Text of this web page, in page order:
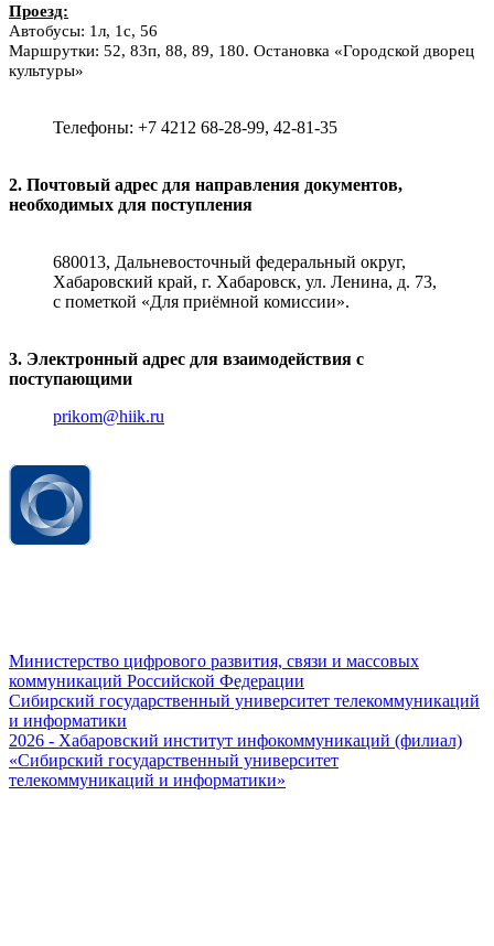
Проезд:
Автобусы: 1л, 1c, 56
Маршрутки: 52, 83п, 88, 89, 180. Остановка «Городской дворец
культуры»
Телефоны: +7 4212 68-28-99, 42-81-35
2. Почтовый адрес для направления документов,
необходимых для поступления
680013, Дальневосточный федеральный округ,
Хабаровский край, г. Хабаровск, ул. Ленина, д. 73,
с пометкой «Для приёмной комиссии».
3. Электронный адрес для взаимодействия с
поступающими
prikom@hiik.ru
Министерство цифрового развития, связи и массовых
коммуникаций Российской Федерации
Сибирский государственный университет телекоммуникаций
и информатики
2026 - Хабаровский институт инфокоммуникаций (филиал)
«Сибирский государственный университет
телекоммуникаций и информатики»